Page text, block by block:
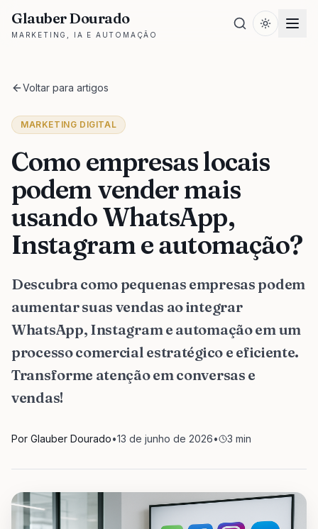
Glauber Dourado
MARKETING, IA E AUTOMAÇÃO
Voltar para artigos
MARKETING DIGITAL
Como empresas locais
podem vender mais
usando WhatsApp,
Instagram e automação?
Descubra como pequenas empresas podem
aumentar suas vendas ao integrar
WhatsApp, Instagram e automação em um
processo comercial estratégico e eficiente.
Transforme atenção em conversas e
vendas!
Por Glauber Dourado•13 de junho de 2026• 3 min